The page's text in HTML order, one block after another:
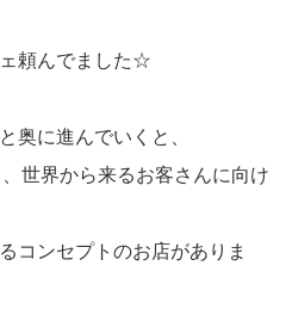
頼んでました☆
奥に進んでいくと、
世界から来るお客さんに向け
コンセプトのお店がありま